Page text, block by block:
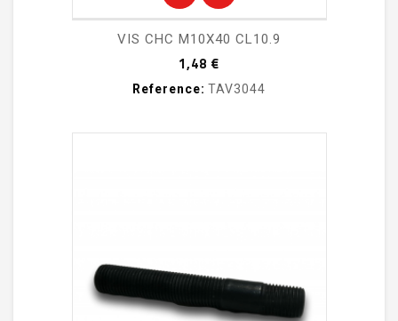
VIS CHC M10X40 CL10.9
1,48 €
Reference: TAV3044